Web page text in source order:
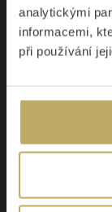
analytickými
informacemi,
při používání
Starostlivo
do sebadiely
mlynček